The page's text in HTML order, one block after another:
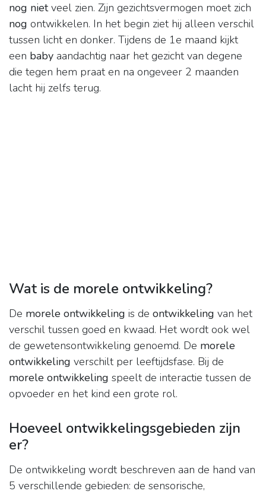
nog nietveel zien. Zijn gezichtsvermogen moet zich
nog ontwikkelen. In het begin ziet hij alleen verschil
tussen licht en donker. Tijdens de 1e maand kijkt
een baby aandachtig naar het gezicht van degene
die tegen hem praat en na ongeveer 2 maanden
lacht hij zelfs terug.
Wat is de morele ontwikkeling?
De morele ontwikkeling is de ontwikkeling van het
verschil tussen goed en kwaad. Het wordt ook wel
de gewetensontwikkeling genoemd. De morele
ontwikkeling verschilt per leeftijdsfase. Bij de
morele ontwikkeling speelt de interactie tussen de
opvoeder en het kind een grote rol.
Hoeveel ontwikkelingsgebieden zijn
er?
De ontwikkeling wordt beschreven aan de hand van
5 verschillende gebieden: de sensorische,